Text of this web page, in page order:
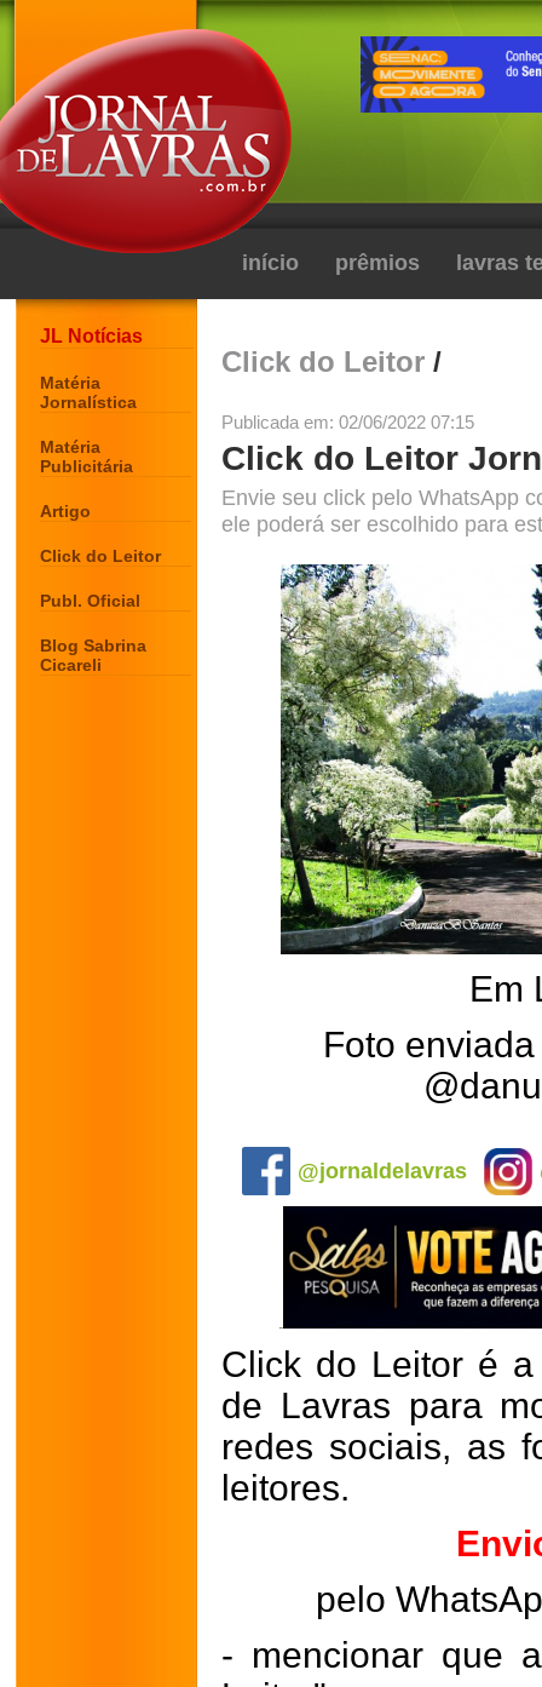
início prêmios lavras
JL Notícias
Matéria
Jornalística
Matéria
Publicitária
Artigo
Click do Leitor
Publ. Oficial
Blog Sabrina
Cicareli
Click do Leitor /
Publicada em: 02/06/2022 07:15
Click do Leitor
Envie seu click pelo WhatsApp
ele poderá ser escolhido para
Em
Foto
@jornaldelavras
Click do Leitor é
de Lavras para
redes sociais, as
leitores.
pelo
- mencionar que